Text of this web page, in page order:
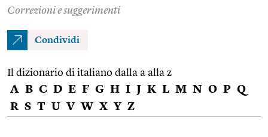
Correzioni e suggerimenti
Condividi
Il dizionario di italiano dalla a alla z
A B C D E F G H I J K L M N O P Q
R S T U V W X Y Z